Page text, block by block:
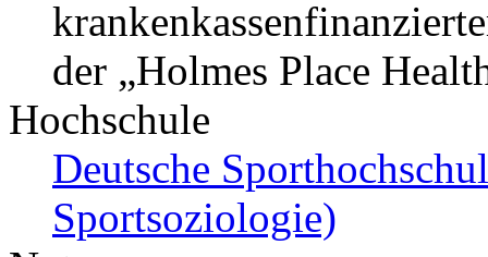
der „Holmes Place
Hochschule
Deutsche
Sportsoziologie)